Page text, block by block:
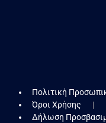
Πολιτική
Όροι Χρήσης
Δήλωση